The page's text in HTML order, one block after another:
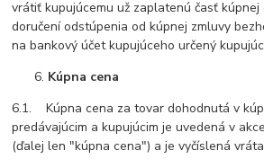
vrátiť kupujúcemu už zaplatenú časť
doručení odstúpenia od kúpnej zmluvy
na bankový účet kupujúceho určený
Kúpna cena
6.1. Kúpna cena za tovar dohodnutá v
predávajúcim a kupujúcim je uvedená v
(ďalej len "kúpna cena") a je vyčíslená